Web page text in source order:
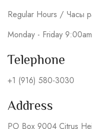
Regular Hours / Часы
Monday - Friday
Telephone
+1 (916) 580-3030
Address
PO Box 9004 Citrus